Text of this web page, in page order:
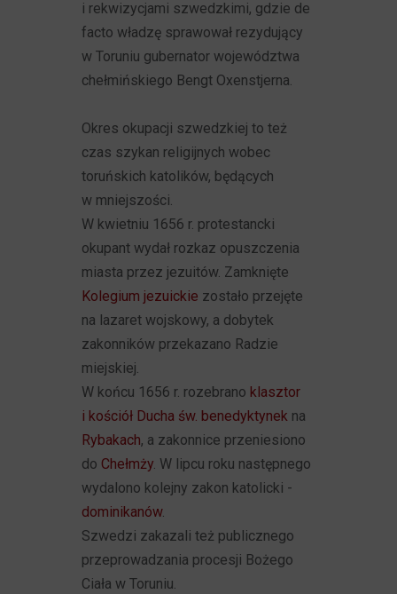
i rekwizycjami szwedzkimi, gdzie de
facto władzę sprawował rezydujący
w Toruniu gubernator województwa
chełmińskiego Bengt Oxenstjerna.
Okres okupacji szwedzkiej to też
czas szykan religijnych wobec
toruńskich katolików, będących
w mniejszości.
W kwietniu 1656 r. protestancki
okupant wydał rozkaz opuszczenia
miasta przez jezuitów. Zamknięte
Kolegium jezuickie zostało przejęte
na lazaret wojskowy, a dobytek
zakonników przekazano Radzie
miejskiej.
W końcu 1656 r. rozebrano klasztor
i kościół Ducha św. benedyktynek na
Rybakach, a zakonnice przeniesiono
do Chełmży. W lipcu roku następnego
wydalono kolejny zakon katolicki -
dominikanów.
Szwedzi zakazali też publicznego
przeprowadzania procesji Bożego
Ciała w Toruniu.